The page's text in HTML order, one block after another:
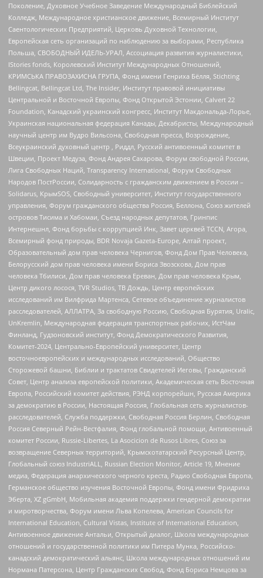
Поколение, Духовное Учебное Заведение Международный Библейский
Колледж, Международное христианское движение, Всемирный Институт
Саентологических Предприятий, Церковь Духовной Технологии,
Европейская сеть организаций по наблюдению за выборами, Республика
Польша, СВОБОДНЫЙ ИДЕЛЬ-УРАЛ, Ассоциация развития журналистики,
IStories fonds, Королевский Институт Международных Отношений,
КРИМСЬКА ПРАВОЗАХИСНА ГРУПА, Фонд имени Генриха Бёлля, Stichting
Bellingcat, Bellingcat Ltd, The Insider, Институт правовой инициативы
Центральной и Восточной Европы, Фонд Открытой Эстонии, Calvert 22
Foundation, Канадский украинский конгресс, Институт Макдональда-Лорье,
Украинская национальная федерация Канады, Декабристы, Международный
научный центр им Вудро Вильсона, Свободная пресса, Возрождение,
Всеукраинский духовный центр , Риддл, Русский антивоенный комитет в
Швеции, Проект Медуза, Фонд Андрея Сахарова, Форум свободной России,
Лига Свободных Наций, Transparеncy International, Форум Свободных
Народов ПостРоссии, Солидарность с гражданским движением в России –
Solidarus, КрымSOS, Свободный университет, Институт государственного
управления, Форум гражданского общества Россия, Беллона, Союз жителей
островов Тисима и Хабомаи, Съезд народных депутатов, Гринпис
Интернешнл, Фонд борьбы с коррупцией Инк, Завет церквей TCCN, Агора,
Всемирный фонд природы, BDR Novaja Gazeta-Europe, Алтай проект,
Образовательный дом прав человека Чернигов, Фонд Дом Прав Человека,
Белорусский дом прав человека имени Бориса Звозскова, Дом прав
человека Тбилиси, Дом прав человека Ереван, Дом прав человека Крым,
Центр дикого лосося, TVR Studios, ТВ Дождь, Центр европейских
исследований им Вилфрида Мартенса, Сетевое объединение журналистов
расследователей, АЛЛАТРА, За свободную Россию, Свободная Бурятия, Uralic,
UnKremlin, Международная федерация транспортных рабочих, ИстЧам
Финланд, Гудзоновский институт, Фонд Демократического Развития,
Комитет-2024, Центрально-Европейский университет, Центр
восточноевропейских и международных исследований, Общество
Сторожевой башни, Библии и трактатов Свидетелей Иеговы, Гражданский
Совет, Центр анализа европейской политики, Академическая сеть Восточная
Европа, Российский комитет действия, РЭНД корпорейшн, Русская Америка
за демократию в России, Настоящая Россия, Глобальная сеть журналистов-
расследователей, Служба поддержки, Свободная Россия Берлин, Свободная
Россия Северный Рейн-Вестфалия, Фонд глобальной помощи, Антивоенный
комитет России, Russie-Libertes, La Asocicion de Rusos Libres, Союз за
возвращение Северных территорий, Крымскотатарский Ресурсный Центр,
Глобальный союз IndustriALL, Russian Election Monitor, Article 19, Мнение
медиа, Федерация анархического черного креста, Радио Свободная Европа,
Германское общество изучения Восточной Европы, Фонд имени Фридриха
Эберта, XZ gGmbH, Мобильная академия поддержки гендерной демократии
и миротворчества, Форум имени Льва Копелева, American Councils for
International Education, Cultural Vistas, Institute of International Education,
Антивоенное движение Антальи, Открытый диалог, Школа международных
отношений и государственной политики им Питера Мунка, Российско-
канадский демократический альянс, Школа международных отношений им
Нормана Патерсона, Центр Гражданских Свобод, Фонд Бориса Немцова за